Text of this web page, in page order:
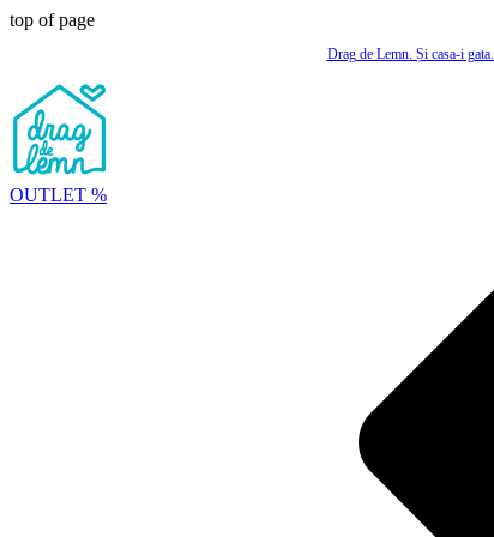
top of page
Drag de Lemn. Și casa-i gata.
OUTLET %